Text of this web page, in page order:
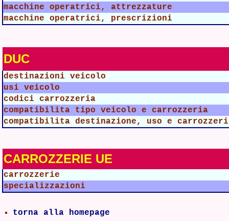
macchine operatrici, attrezzature
macchine operatrici, prescrizioni
DUC
destinazioni veicolo
usi veicolo
codici carrozzeria
compatibilita tipo veicolo e carrozzeria
compatibilita destinazione, uso e
CARROZZERIE UE
carrozzerie
specializzazioni
torna alla homepage